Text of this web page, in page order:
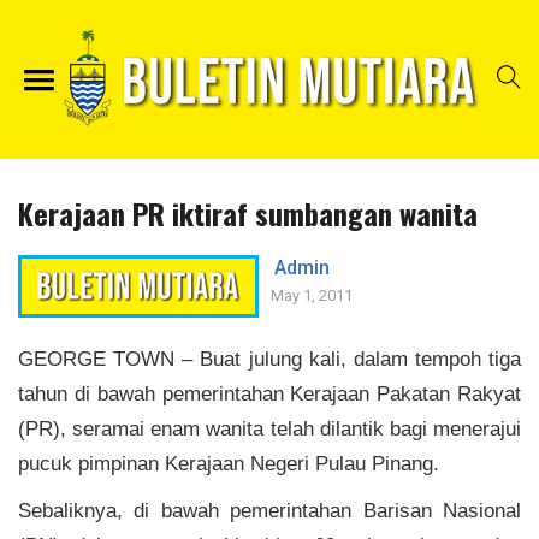
Kerajaan PR iktiraf sumbangan wanita
Admin
May 1, 2011
GEORGE TOWN – Buat julung kali, dalam tempoh tiga
tahun di bawah pemerintahan Kerajaan Pakatan Rakyat
(PR), seramai enam wanita telah dilantik bagi menerajui
pucuk pimpinan Kerajaan Negeri Pulau Pinang.
Sebaliknya, di bawah pemerintahan Barisan Nasional